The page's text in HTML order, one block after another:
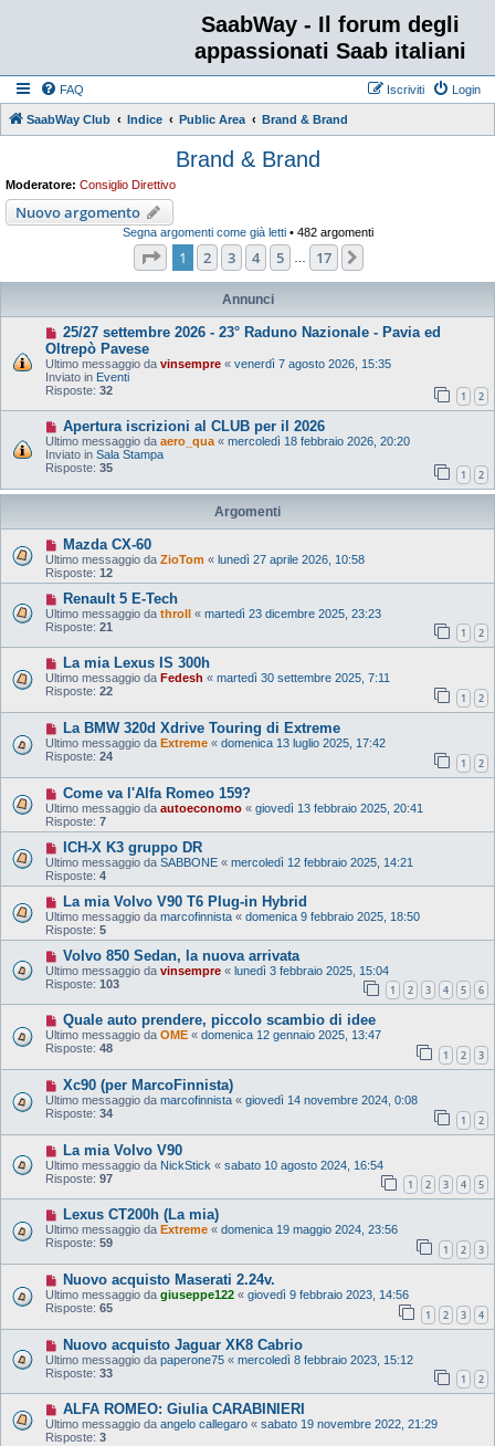
SaabWay - Il forum degli
appassionati Saab italiani
FAQ Login
Iscriviti
SaabWay Club Indice Public Area Brand & Brand
Brand & Brand
Moderatore: Consiglio Direttivo
Nuovo argomento
Segna argomenti come già letti• 482 argomenti
Pagina di 17
1 2 3 4 5 17
Annunci
25/27 settembre 2026 - 23° Raduno Nazionale - Pavia ed
Oltrepò Pavese
Ultimo messaggio da vinsempre « venerdì 7 agosto 2026, 15:35
Inviato in Eventi
Risposte: 32 1 2
Apertura iscrizioni al CLUB per il 2026
Ultimo messaggio da aero_qua « mercoledì 18 febbraio 2026, 20:20
Inviato in Sala Stampa
Risposte: 35 1 2
Argomenti
Mazda CX-60
Ultimo messaggio da ZioTom « lunedì 27 aprile 2026, 10:58
Risposte: 12
Renault 5 E-Tech
Ultimo messaggio da throll « martedì 23 dicembre 2025, 23:23
Risposte: 21 1 2
La mia Lexus IS 300h
Ultimo messaggio da Fedesh « martedì 30 settembre 2025, 7:11
Risposte: 22 1 2
La BMW 320d Xdrive Touring di Extreme
Ultimo messaggio da Extreme « domenica 13 luglio 2025, 17:42
Risposte: 24 1 2
Come va l'Alfa Romeo 159?
Ultimo messaggio da autoeconomo « giovedì 13 febbraio 2025, 20:41
Risposte: 7
ICH-X K3 gruppo DR
Ultimo messaggio da SABBONE « mercoledì 12 febbraio 2025, 14:21
Risposte: 4
La mia Volvo V90 T6 Plug-in Hybrid
Ultimo messaggio da marcofinnista « domenica 9 febbraio 2025, 18:50
Risposte: 5
Volvo 850 Sedan, la nuova arrivata
Ultimo messaggio da vinsempre « lunedì 3 febbraio 2025, 15:04
Risposte: 103 1 2 3 4 5 6
Quale auto prendere, piccolo scambio di idee
Ultimo messaggio da OME « domenica 12 gennaio 2025, 13:47
Risposte: 48 1 2 3
Xc90 (per MarcoFinnista)
Ultimo messaggio da marcofinnista « giovedì 14 novembre 2024, 0:08
Risposte: 34 1 2
La mia Volvo V90
Ultimo messaggio da NickStick « sabato 10 agosto 2024, 16:54
Risposte: 97 1 2 3 4 5
Lexus CT200h (La mia)
Ultimo messaggio da Extreme « domenica 19 maggio 2024, 23:56
Risposte: 59 1 2 3
Nuovo acquisto Maserati 2.24v.
Ultimo messaggio da giuseppe122 « giovedì 9 febbraio 2023, 14:56
Risposte: 65 1 2 3 4
Nuovo acquisto Jaguar XK8 Cabrio
Ultimo messaggio da paperone75 « mercoledì 8 febbraio 2023, 15:12
Risposte: 33 1 2
ALFA ROMEO: Giulia CARABINIERI
Ultimo messaggio da angelo callegaro « sabato 19 novembre 2022, 21:29
Risposte: 3